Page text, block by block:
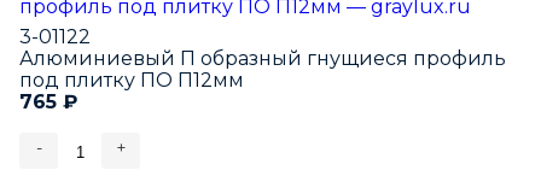
3-01122
Алюминиевый П образный гнущиеся профиль
под плитку ПО П12мм
765 ₽
- +